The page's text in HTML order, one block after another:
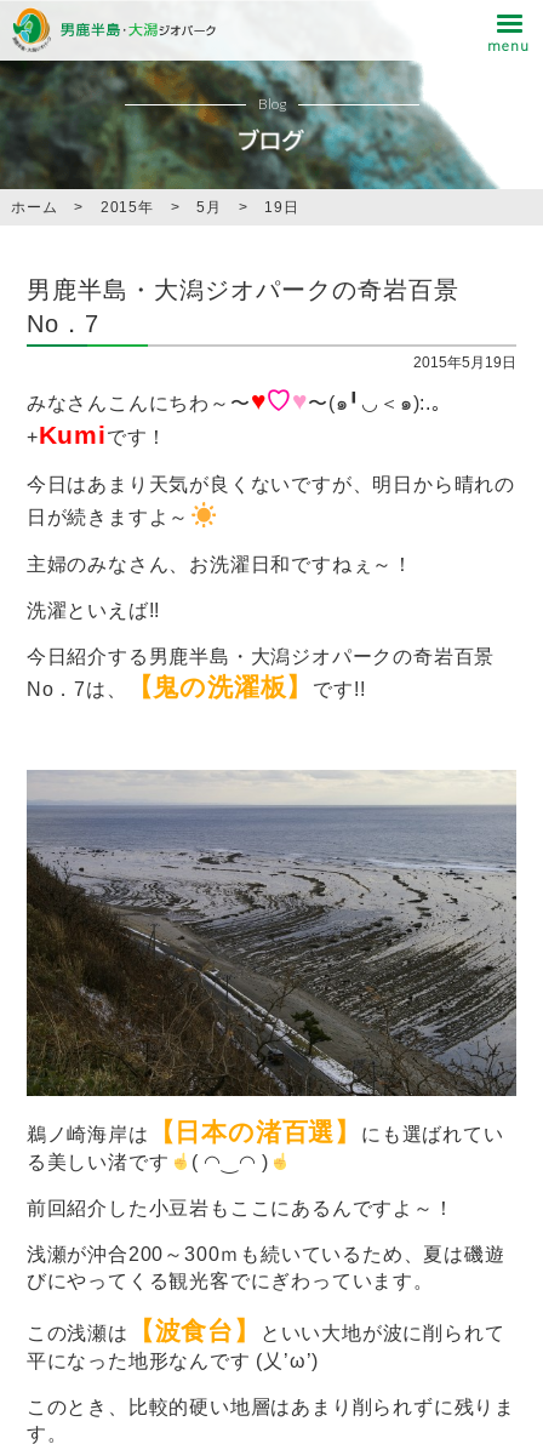
Blog
ホーム > 2015年 > 5月 > 19日
男鹿半島・大潟ジオパークの奇岩百景
No．7
2015年5月19日
みなさんこんにちわ～〜♥♡♥〜(๑╹◡＜๑):.｡
+Kumiです！
今日はあまり天気が良くないですが、明日から晴れの
日が続きますよ～
主婦のみなさん、お洗濯日和ですねぇ～！
洗濯といえば!!
今日紹介する男鹿半島・大潟ジオパークの奇岩百景
No．7は、
【鬼の洗濯板】 です!!
鵜ノ崎海岸は 【日本の渚百選】
にも選ばれてい
る美しい渚です
( ◠‿◠ )
前回紹介した小豆岩もここにあるんですよ～！
浅瀬が沖合200～300ｍも続いているため、夏は磯遊
びにやってくる観光客でにぎわっています。
この浅瀬は 【波食台】
といい大地が波に削られて
平になった地形なんです (乂’ω’)
このとき、比較的硬い地層はあまり削られずに残りま
す。